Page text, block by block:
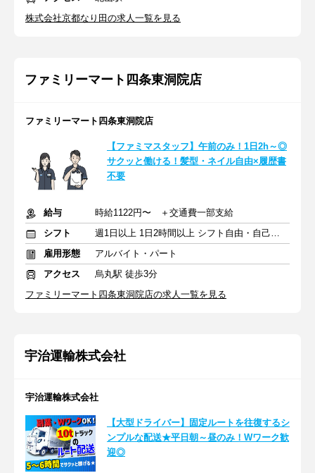
株式会社京都なり田の求人一覧を見る
ファミリーマート四条東洞院店
ファミリーマート四条東洞院店
【ファミマスタッフ】午前のみ！1日2h～◎
サクッと働ける！髪型・ネイル自由×履歴書
不要
給与
時給1122円〜 ＋交通費一部支給
シフト
週1日以上 1日2時間以上 シフト自由・自己申告
雇用形態
アルバイト・パート
アクセス
烏丸駅 徒歩3分
ファミリーマート四条東洞院店の求人一覧を見る
宇治運輸株式会社
宇治運輸株式会社
【大型ドライバー】固定ルートを往復するシ
ンプルな配送★平日朝～昼のみ！Wワーク歓
迎◎